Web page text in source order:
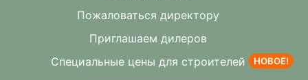
Пожаловаться директору
Приглашаем дилеров
Специальные цены для строителей
НОВОЕ!